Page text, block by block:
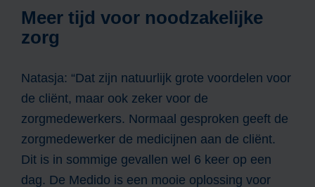
Meer tijd voor noodzakelijke
zorg
Natasja: “Dat zijn natuurlijk grote voordelen voor
de cliënt, maar ook zeker voor de
zorgmedewerkers. Normaal gesproken geeft de
zorgmedewerker de medicijnen aan de cliënt.
Dit is in sommige gevallen wel 6 keer op een
dag. De Medido is een mooie oplossing voor